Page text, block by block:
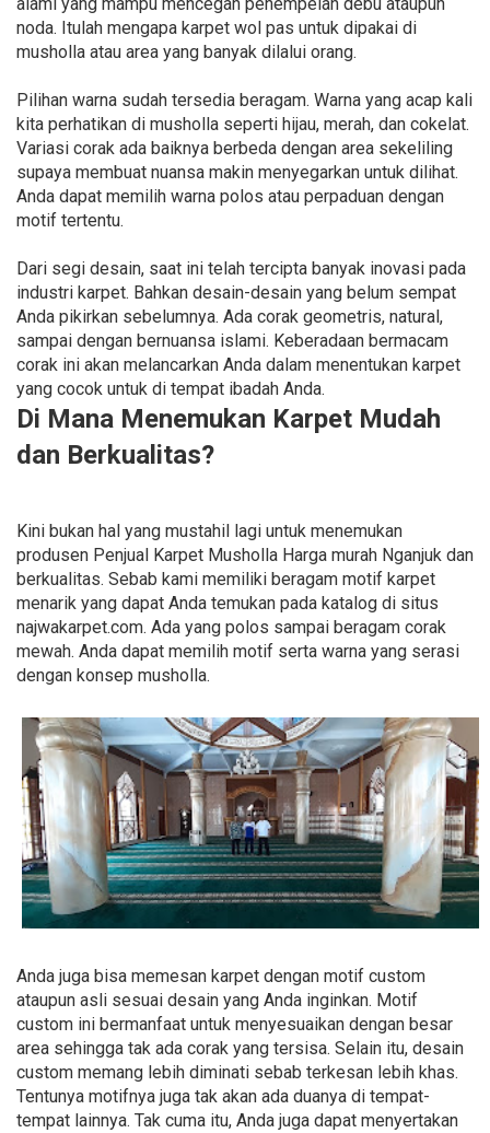
noda. Itulah mengapa karpet wol pas untuk dipakai di
musholla atau area yang banyak dilalui orang.
Pilihan warna sudah tersedia beragam. Warna yang acap kali
kita perhatikan di musholla seperti hijau, merah, dan cokelat.
Variasi corak ada baiknya berbeda dengan area sekeliling
supaya membuat nuansa makin menyegarkan untuk dilihat.
Anda dapat memilih warna polos atau perpaduan dengan
motif tertentu.
Dari segi desain, saat ini telah tercipta banyak inovasi pada
industri karpet. Bahkan desain-desain yang belum sempat
Anda pikirkan sebelumnya. Ada corak geometris, natural,
sampai dengan bernuansa islami. Keberadaan bermacam
corak ini akan melancarkan Anda dalam menentukan karpet
yang cocok untuk di tempat ibadah Anda.
Di Mana Menemukan Karpet Mudah
dan Berkualitas?
Kini bukan hal yang mustahil lagi untuk menemukan
produsen Penjual Karpet Musholla Harga murah Nganjuk dan
berkualitas. Sebab kami memiliki beragam motif karpet
menarik yang dapat Anda temukan pada katalog di situs
najwakarpet.com. Ada yang polos sampai beragam corak
mewah. Anda dapat memilih motif serta warna yang serasi
dengan konsep musholla.
Anda juga bisa memesan karpet dengan motif custom
ataupun asli sesuai desain yang Anda inginkan. Motif
custom ini bermanfaat untuk menyesuaikan dengan besar
area sehingga tak ada corak yang tersisa. Selain itu, desain
custom memang lebih diminati sebab terkesan lebih khas.
Tentunya motifnya juga tak akan ada duanya di tempat-
tempat lainnya. Tak cuma itu, Anda juga dapat menyertakan